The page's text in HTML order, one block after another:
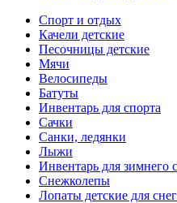
Спорт и отдых
Качели детские
Песочницы детские
Мячи
Велосипеды
Батуты
Инвентарь для спорта
Сачки
Санки, ледянки
Лыжи
Инвентарь для зимнего
Снежколепы
Лопаты детские для